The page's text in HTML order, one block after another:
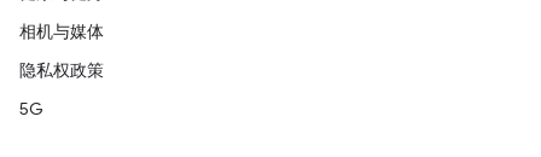
相机与媒体
隐私权政策
5G